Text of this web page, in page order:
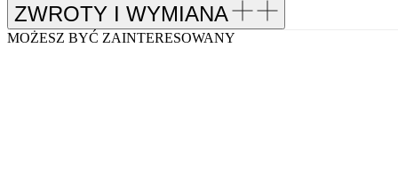
ZWROTY I WYMIANA
MOŻESZ BYĆ ZAINTERESOWANY